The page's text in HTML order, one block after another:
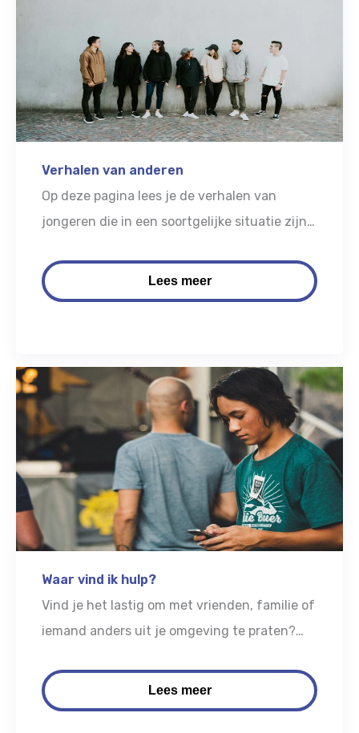
Verhalen van anderen
Op deze pagina lees je de verhalen van
jongeren die in een soortgelijke situatie zijn
documentaires.
Lees meer
Waar vind ik hulp?
Vind je het lastig om met vrienden, familie of
iemand anders uit je omgeving te praten?
is? Er zijn verschillende manieren waarop je
in contact kan komen met een hulpverlener
Lees meer